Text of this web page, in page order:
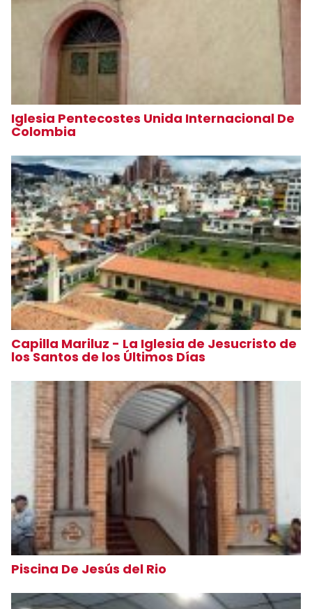
Iglesia Pentecostes Unida Internacional De
Colombia
Capilla Mariluz - La Iglesia de Jesucristo de
los Santos de los Últimos Días
Piscina De Jesús del Rio